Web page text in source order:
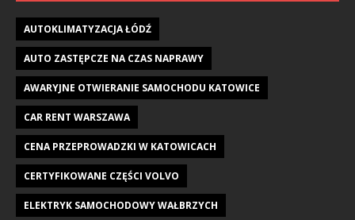
AUTOKLIMATYZACJA ŁÓDŹ
AUTO ZASTĘPCZE NA CZAS NAPRAWY
AWARYJNE OTWIERANIE SAMOCHODU KATOWICE
CAR RENT WARSZAWA
CENA PRZEPROWADZKI W KATOWICACH
CERTYFIKOWANE CZĘŚCI VOLVO
ELEKTRYK SAMOCHODOWY WAŁBRZYCH